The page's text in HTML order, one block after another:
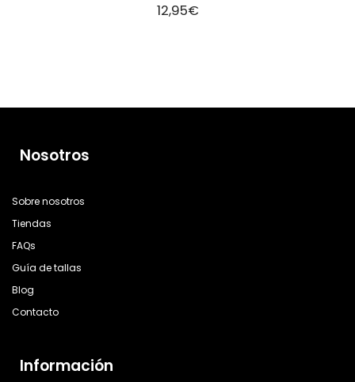
12,95€
Nosotros
Sobre nosotros
Tiendas
FAQs
Guía de tallas
Blog
Contacto
Información